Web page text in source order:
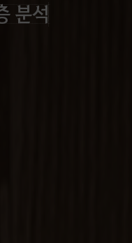
분석